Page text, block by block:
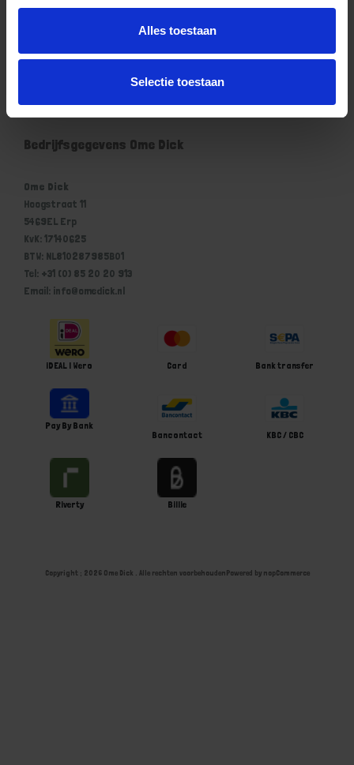
Alles toestaan
Selectie toestaan
Klantenservice Ome Dick
Winkelwagen
Bedrijfsgegevens Ome Dick
Ome Dick
Hoogstraat 11
5469EL Erp
KvK: 17140625
BTW: NL810287985B01
Tel: +31 (0) 85 20 20 913
Email: info@omedick.nl
iDEAL | Wero Card Bank transfer
Pay By Bank
Bancontact
KBC / CBC
Riverty Billie
Copyright ; 2026 Ome Dick . Alle rechten voorbehoudenPowered by nopCommerce